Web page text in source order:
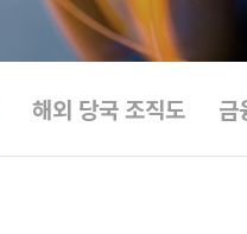
해외 당국 조직도 금